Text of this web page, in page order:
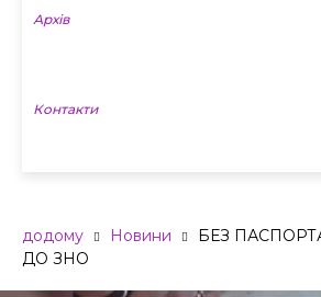
Новини
Архів
Контакти
додому Новини
БЕЗ
ДО ЗНО